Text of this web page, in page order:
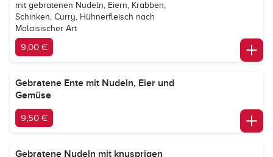
mit gebratenen Nudeln, Eiern, Krabben,
Schinken, Curry, Hühnerfleisch nach
Malaisischer Art
9,00 €
Gebratene Ente mit Nudeln, Eier und
Gemüse
9,50 €
Gebratene Nudeln mit knusprigen